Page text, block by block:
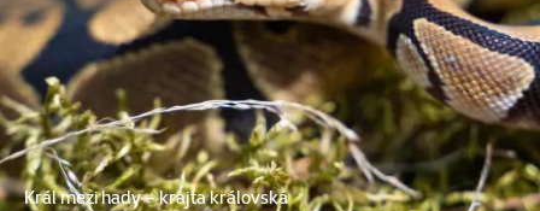
Král mezi hady – krajta královská